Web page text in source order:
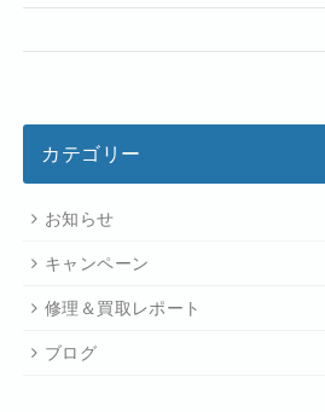
カテゴリー
お知らせ
キャンペーン
修理＆買取レポート
ブログ